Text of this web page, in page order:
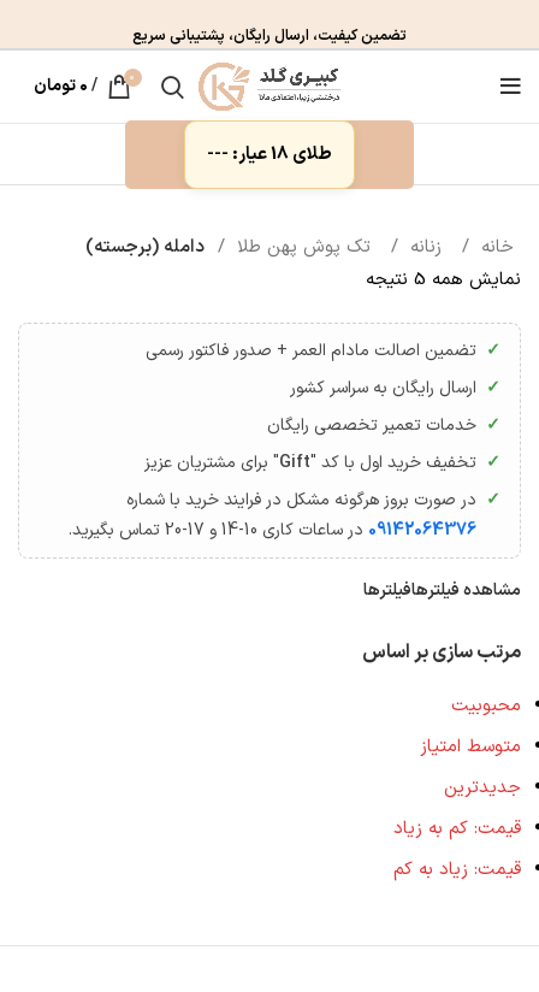
تضمین کیفیت، ارسال رایگان، پشتیبانی سریع
0
/۰تومان
طلای 18 عیار: ---
خانه زنانه تک پوش پهن طلا
دامله (برجسته)
نمایش همه 5 نتیجه
تضمین اصالت مادام العمر + صدور فاکتور رسمی
ارسال رایگان به سراسر کشور
خدمات تعمیر تخصصی رایگان
تخفیف خرید اول با کد "Gift" برای مشتریان عزیز
در صورت بروز هرگونه مشکل در فرایند خرید با شماره
09142064376 در ساعات کاری 10-14 و 17-20 تماس بگیرید.
مشاهده فیلترهافیلترها
مرتب سازی بر اساس
محبوبیت
متوسط امتیاز
جدیدترین
قیمت: کم به زیاد
قیمت: زیاد به کم